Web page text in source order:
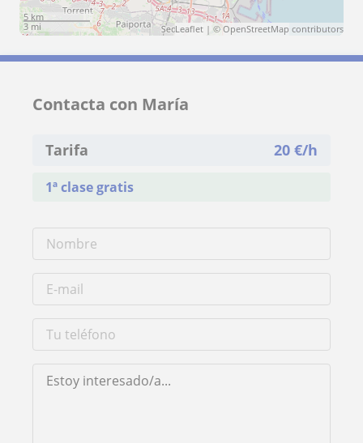
5 km
3 mi
Leaflet | © OpenStreetMap contributors
Contacta con María
Tarifa 20 €/h
1ª clase gratis